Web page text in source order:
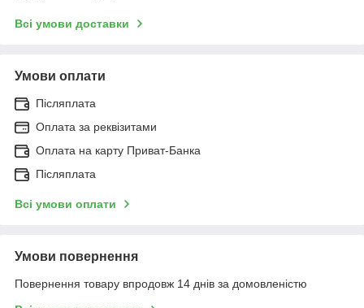
Всі умови доставки
Умови оплати
Післяплата
Оплата за реквізитами
Оплата на карту Приват-Банка
Післяплата
Всі умови оплати
Умови повернення
Повернення товару впродовж 14 днів за домовленістю